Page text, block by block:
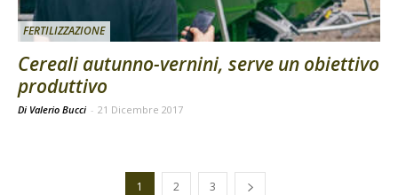
FERTILIZZAZIONE
Cereali autunno-vernini, serve un obiettivo
produttivo
Di Valerio Bucci - 21 Dicembre 2017
1 2 3